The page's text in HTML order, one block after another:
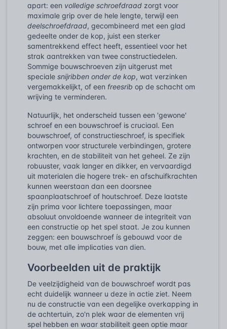
apart: een volledige schroefdraad zorgt voor
maximale grip over de hele lengte, terwijl een
deelschroefdraad, gecombineerd met een glad
gedeelte onder de kop, juist een sterker
samentrekkend effect heeft, essentieel voor het
strak aantrekken van twee constructiedelen.
Sommige bouwschroeven zijn uitgerust met
speciale snijribben onder de kop, wat verzinken
vergemakkelijkt, of een freesrib op de schacht om
wrijving te verminderen.
Natuurlijk, het onderscheid tussen een 'gewone'
schroef en een bouwschroef is cruciaal. Een
bouwschroef, of constructieschroef, is specifiek
ontworpen voor structurele verbindingen, grotere
krachten, en de stabiliteit van het geheel. Ze zijn
robuuster, vaak langer en dikker, en vervaardigd
uit materialen die hogere trek- en afschuifkrachten
kunnen weerstaan dan een doorsnee
spaanplaatschroef of houtschroef. Deze laatste
zijn prima voor lichtere toepassingen, maar
absoluut onvoldoende wanneer de integriteit van
een constructie op het spel staat. Je zou kunnen
zeggen: een bouwschroef ís gebouwd voor de
bouw, met alle implicaties van dien.
Voorbeelden uit de praktijk
De veelzijdigheid van de bouwschroef wordt pas
echt duidelijk wanneer u deze in actie ziet. Neem
nu de constructie van een degelijke overkapping in
de achtertuin, zo'n plek waar de elementen vrij
spel hebben en waar stabiliteit geen optie maar